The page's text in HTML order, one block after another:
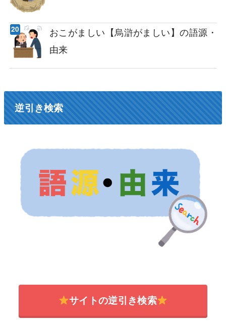
おこがましい【烏滸がましい】の語源・
由来
逆引き検索
サイトの逆引き検索